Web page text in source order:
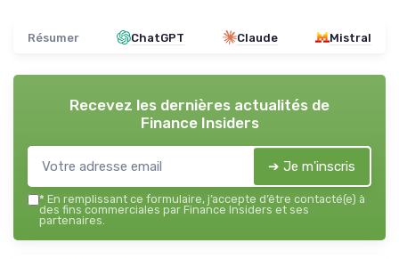
Résumer ChatGPT Claude Mistral
Recevez les dernières actualités de
Finance Insiders
➔ Je m'inscris
* En remplissant ce formulaire, j’accepte d’être contacté(e) à
des fins commerciales par Finance Insiders et ses
partenaires.